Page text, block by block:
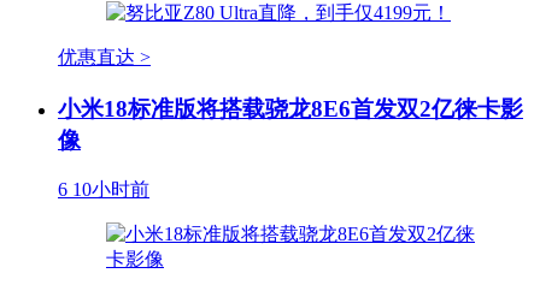
优惠直达 >
小米18标准版将搭载骁龙8E6首发双2亿徕卡影
像
6 10小时前